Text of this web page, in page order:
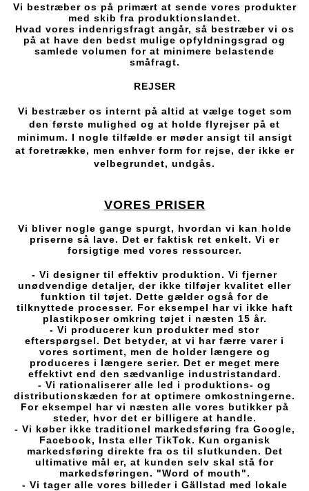
Vi bestræber os på primært at sende vores produkter
med skib fra produktionslandet.
Hvad vores indenrigsfragt angår, så bestræber vi os
på at have den bedst mulige opfyldningsgrad og
samlede volumen for at minimere belastende
småfragt.
REJSER
Vi bestræber os internt på altid at vælge toget som
den første mulighed og at holde flyrejser på et
minimum. I nogle tilfælde er møder ansigt til ansigt
at foretrække, men enhver form for rejse, der ikke er
velbegrundet, undgås.
VORES PRISER
Vi bliver nogle gange spurgt, hvordan vi kan holde
priserne så lave. Det er faktisk ret enkelt. Vi er
forsigtige med vores ressourcer.
- Vi designer til effektiv produktion. Vi fjerner
unødvendige detaljer, der ikke tilføjer kvalitet eller
funktion til tøjet. Dette gælder også for de
tilknyttede processer. For eksempel har vi ikke haft
plastikposer omkring tøjet i næsten 15 år.
- Vi producerer kun produkter med stor
efterspørgsel. Det betyder, at vi har færre varer i
vores sortiment, men de holder længere og
produceres i længere serier. Det er meget mere
effektivt end den sædvanlige industristandard.
- Vi rationaliserer alle led i produktions- og
distributionskæden for at optimere omkostningerne.
For eksempel har vi næsten alle vores butikker på
steder, hvor det er billigere at handle.
- Vi køber ikke traditionel markedsføring fra Google,
Facebook, Insta eller TikTok. Kun organisk
markedsføring direkte fra os til slutkunden. Det
ultimative mål er, at kunden selv skal stå for
markedsføringen. "Word of mouth".
- Vi tager alle vores billeder i Gällstad med lokale